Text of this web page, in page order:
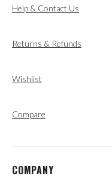
Help & Contact Us
Returns & Refunds
Wishlist
Compare
COMPANY